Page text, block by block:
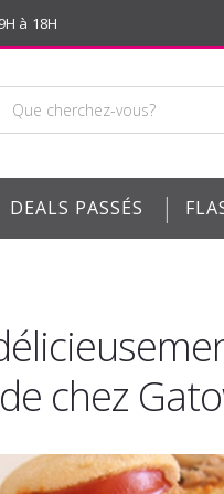
à 18H
DEALS PASSÉS |
chez